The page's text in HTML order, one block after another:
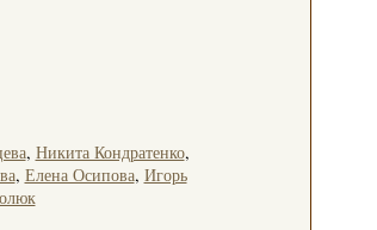
, Никита Кондратенко,
, Елена Осипова, Игорь